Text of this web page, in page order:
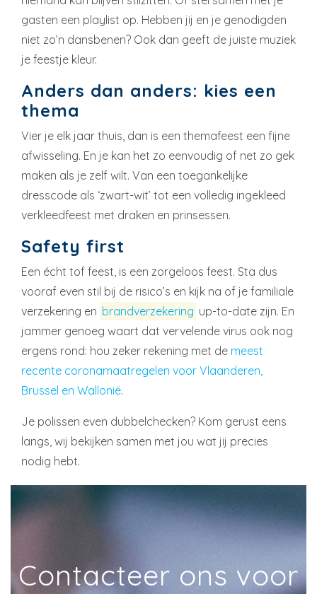
gasten een playlist op. Hebben jij en je genodigden
niet zo’n dansbenen? Ook dan geeft de juiste muziek
je feestje kleur.
Anders dan anders: kies een
thema
Vier je elk jaar thuis, dan is een themafeest een fijne
afwisseling. En je kan het zo eenvoudig of net zo gek
maken als je zelf wilt. Van een toegankelijke
dresscode als ‘zwart-wit’ tot een volledig ingekleed
verkleedfeest met draken en prinsessen.
Safety first
Een écht tof feest, is een zorgeloos feest. Sta dus
vooraf even stil bij de risico’s en kijk na of je familiale
verzekering en brandverzekering up-to-date zijn. En
jammer genoeg waart dat vervelende virus ook nog
ergens rond: hou zeker rekening met de meest
recente coronamaatregelen voor Vlaanderen,
Brussel en Wallonië.
Je polissen even dubbelchecken? Kom gerust eens
langs, wij bekijken samen met jou wat jij precies
nodig hebt.
Contacteer ons voor